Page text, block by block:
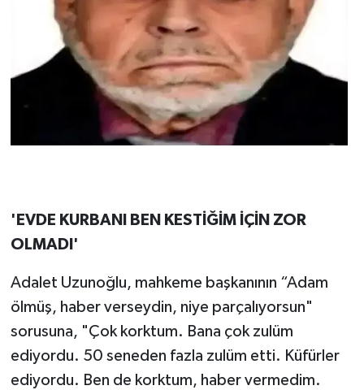
'EVDE KURBANI BEN KESTİĞİM İÇİN ZOR
OLMADI'
Adalet Uzunoğlu, mahkeme başkanının “Adam
ölmüş, haber verseydin, niye parçalıyorsun"
sorusuna, "Çok korktum. Bana çok zulüm
ediyordu. 50 seneden fazla zulüm etti. Küfürler
ediyordu. Ben de korktum, haber vermedim.